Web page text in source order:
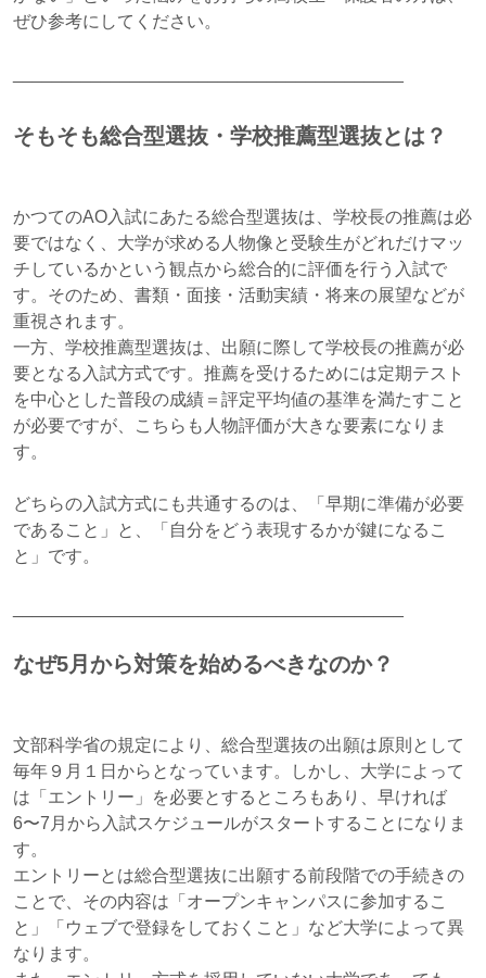
ぜひ参考にしてください。
そもそも総合型選抜・学校推薦型選抜とは？
かつてのAO入試にあたる総合型選抜は、学校長の推薦は必
要ではなく、大学が求める人物像と受験生がどれだけマッ
チしているかという観点から総合的に評価を行う入試で
す。そのため、書類・面接・活動実績・将来の展望などが
重視されます。
一方、学校推薦型選抜は、出願に際して学校長の推薦が必
要となる入試方式です。推薦を受けるためには定期テスト
を中心とした普段の成績＝評定平均値の基準を満たすこと
が必要ですが、こちらも人物評価が大きな要素になりま
す。
どちらの入試方式にも共通するのは、「早期に準備が必要
であること」と、「自分をどう表現するかが鍵になるこ
と」です。
なぜ5月から対策を始めるべきなのか？
文部科学省の規定により、総合型選抜の出願は原則として
毎年９月１日からとなっています。しかし、大学によって
は「エントリー」を必要とするところもあり、早ければ
6〜7月から入試スケジュールがスタートすることになりま
す。
エントリーとは総合型選抜に出願する前段階での手続きの
ことで、その内容は「オープンキャンパスに参加するこ
と」「ウェブで登録をしておくこと」など大学によって異
なります。